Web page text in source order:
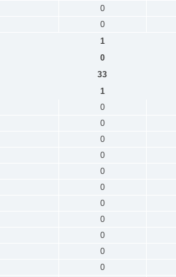
0
0
1
0
33
1
0
0
0
0
0
0
0
0
0
0
0